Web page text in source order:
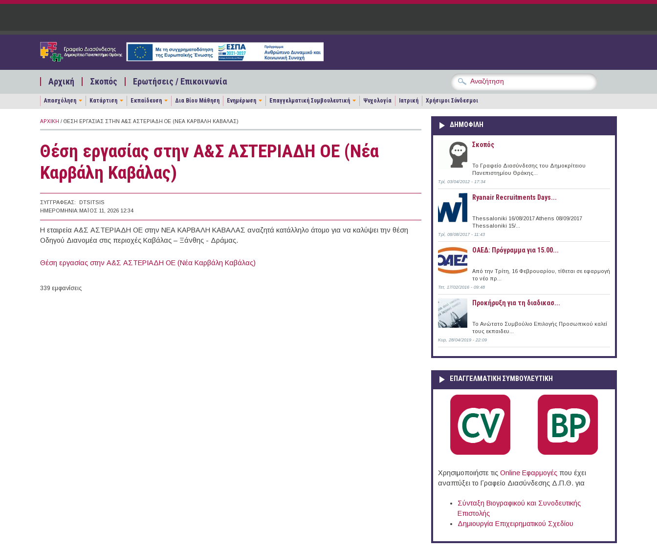
Παράκαμψη προς το κυρίως περιεχόμενο
Αρχική Σκοπός Ερωτήσεις / Επικοινωνία
Απασχόληση Κατάρτιση Εκπαίδευση Δια Βίου Μάθηση Ενημέρωση Επαγγελματική Συμβουλευτική Ψυχολογία Ιατρική Χρήσιμοι Σύνδεσμοι
ΑΡΧΙΚΉ / ΘΈΣΗ ΕΡΓΑΣΊΑΣ ΣΤΗΝ Α&Σ ΑΣΤΕΡΙΑΔΗ ΟΕ (ΝΈΑ ΚΑΡΒΆΛΗ ΚΑΒΆΛΑΣ)
Θέση εργασίας στην Α&Σ ΑΣΤΕΡΙΑΔΗ ΟΕ (Νέα
Καρβάλη Καβάλας)
ΣΥΓΓΡΑΦΈΑΣ:
DTSITSIS
ΗΜΕΡΟΜΗΝΊΑ: ΜΆΙΟΣ 11, 2026 12:34
H εταιρεία Α&Σ ΑΣΤΕΡΙΑΔΗ ΟΕ στην ΝΕΑ ΚΑΡΒΑΛΗ ΚΑΒΑΛΑΣ αναζητά κατάλληλο άτομο για να καλύψει την θέση
Οδηγού Διανομέα στις περιοχές Καβάλας – Ξάνθης - Δράμας.
Θέση εργασίας στην Α&Σ ΑΣΤΕΡΙΑΔΗ ΟΕ (Νέα Καρβάλη Καβάλας)
339 εμφανίσεις
ΔΗΜΟΦΙΛΗ
Σκοπός
Το Γραφείο Διασύνδεσης του Δημοκρίτειου
Πανεπιστημίου Θράκης...
Τρί, 03/04/2012 - 17:34
Ryanair Recruitments Days...
Thessaloniki 16/08/2017 Athens 08/09/2017
Thessaloniki 15/...
Τρί, 08/08/2017 - 11:43
ΟΑΕΔ: Πρόγραμμα για 15.00...
Από την Τρίτη, 16 Φεβρουαρίου, τίθεται σε εφαρμογή
το νέο πρ...
Τετ, 17/02/2016 - 09:48
Προκήρυξη για τη διαδικασ...
Το Ανώτατο Συμβούλιο Επιλογής Προσωπικού καλεί
τους εκπαιδευ...
Κυρ, 28/04/2019 - 22:09
ΕΠΑΓΓΕΛΜΑΤΙΚΉ ΣΥΜΒΟΥΛΕΥΤΙΚΉ
Χρησιμοποιήστε τις Online Eφαρμογές που έχει
αναπτύξει το Γραφείο Διασύνδεσης Δ.Π.Θ. για
Σύνταξη Βιογραφικού και Συνοδευτικής
Επιστολής
Δημιουργία Επιχειρηματικού Σχεδίου